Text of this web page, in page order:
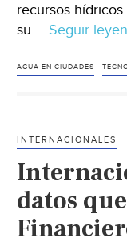
recursos
su … Seguir
AGUA EN CIUDADES
INTERNACIONALES
datos